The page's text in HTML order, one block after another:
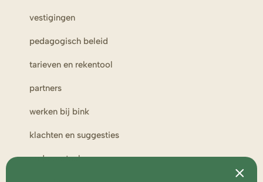
vestigingen
pedagogisch beleid
tarieven en rekentool
partners
werken bij bink
klachten en suggesties
ouderportaal